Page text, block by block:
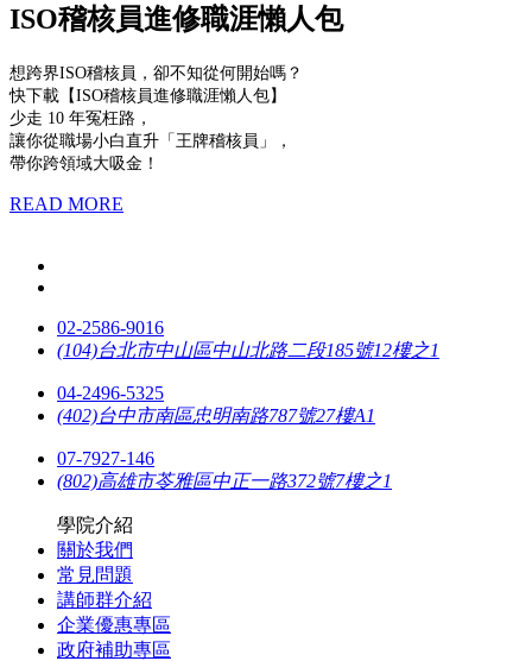
ISO稽核員進修職涯懶人包
想跨界ISO稽核員，卻不知從何開始嗎？
快下載【ISO稽核員進修職涯懶人包】
少走 10 年冤枉路，
讓你從職場小白直升「王牌稽核員」，
帶你跨領域大吸金！
READ MORE
02-2586-9016
(104)台北市中山區中山北路二段185號12樓之1
04-2496-5325
(402)台中市南區忠明南路787號27樓A1
07-7927-146
(802)高雄市苓雅區中正一路372號7樓之1
學院介紹
關於我們
常見問題
講師群介紹
企業優惠專區
政府補助專區